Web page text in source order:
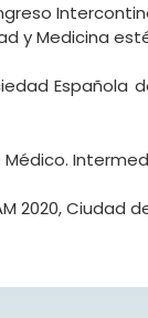
Medicina
Española
2020, Ciudad